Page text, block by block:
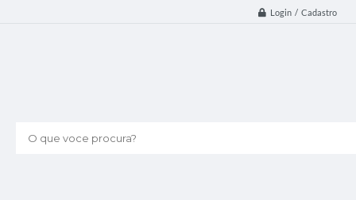
Login / Cadastro
O que voce procura?